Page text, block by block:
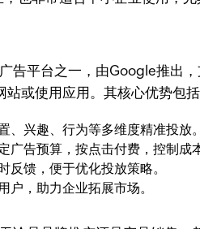
告平台之一，由Google推出
或使用应用。其核心优势包括
、兴趣、行为等多维度精准投放。
广告预算，按点击付费，控制成
反馈，便于优化投放策略。
户，助力企业拓展市场。